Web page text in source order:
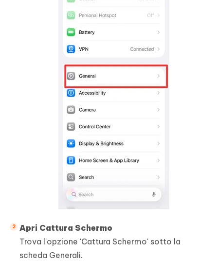
Apri Cattura Schermo
Trova l'opzione 'Cattura Schermo' sotto la
scheda Generali.